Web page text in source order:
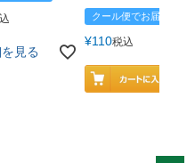
見る
クール便でお届け
¥110税込